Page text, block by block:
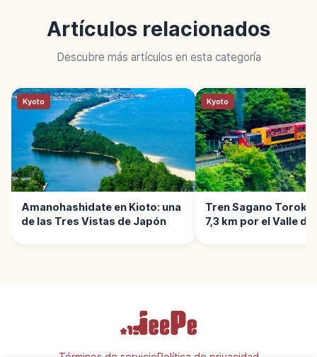
Artículos relacionados
Descubre más artículos en esta categoría
Kyoto
Amanohashidate en Kioto: una
de las Tres Vistas de Japón
Kyoto
Tren Sagano
7,3 km por el Valle